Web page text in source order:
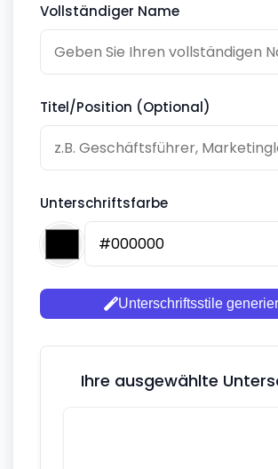
Vollständiger Name
Titel/Position (Optional)
Unterschriftsfarbe
Unterschriftsstile
Ihre ausgewählte